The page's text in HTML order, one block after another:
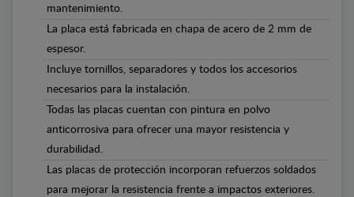
mantenimiento.
La placa está fabricada en chapa de acero de 2 mm de
espesor.
Incluye tornillos, separadores y todos los accesorios
necesarios para la instalación.
Todas las placas cuentan con pintura en polvo
anticorrosiva para ofrecer una mayor resistencia y
durabilidad.
Las placas de protección incorporan refuerzos soldados
para mejorar la resistencia frente a impactos exteriores.